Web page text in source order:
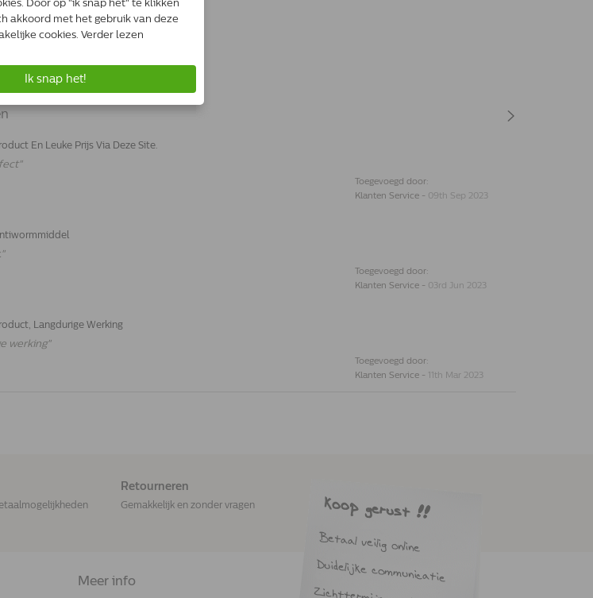
En Leuke Prijs Via Deze Site.
"
Toegevoegd door:
Klanten Service - 09th Sep 2023
"
Toegevoegd door:
Klanten Service - 03rd Jun 2023
Langdurige Werking
werking"
Toegevoegd door:
Klanten Service - 11th Mar 2023
Retourneren
Gemakkelijk en zonder vragen
Meer info